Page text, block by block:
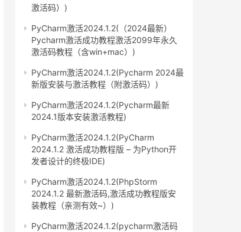
激活码）)
PyCharm激活2024.1.2(（2024最新）
Pycharm激活成功教程激活2099年永久
激活码教程（含win+mac）)
PyCharm激活2024.1.2(Pycharm 2024最
新版安装与激活教程（附激活码）)
PyCharm激活2024.1.2(Pycharm最新
2024.1版本安装激活教程)
PyCharm激活2024.1.2(PyCharm
2024.1.2 激活成功教程版 – 为Python开
发者设计的终极IDE)
PyCharm激活2024.1.2(PhpStorm
2024.1.2 最新激活码,激活成功教程版安
装教程（亲测有效~）)
PyCharm激活2024.1.2(pycharm激活码